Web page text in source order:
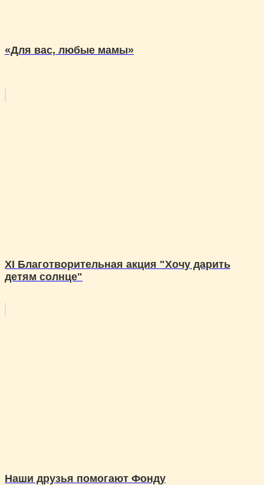
«Для вас, любые мамы»
XI Благотворительная акция "Хочу дарить
детям солнце"
Наши друзья помогают Фонду